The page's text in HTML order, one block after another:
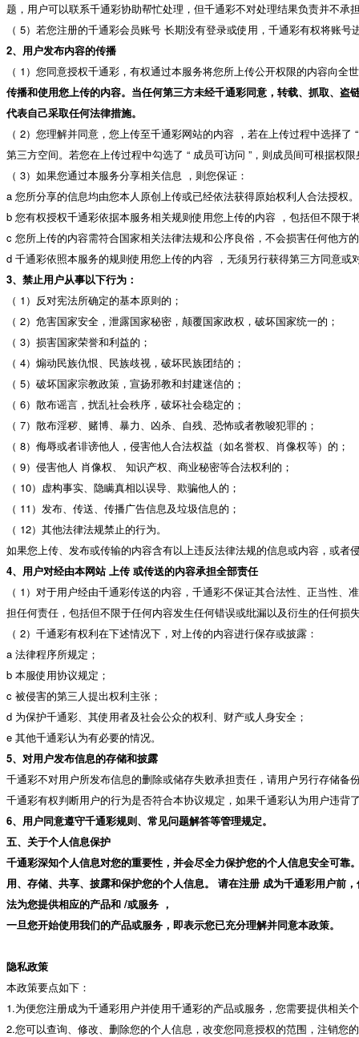
题，用户可以联系千通彩协助帮忙处理，但千通彩不对处理结果负责并不承
（ 5）若您注册的千通彩会员账号 长期没有登录或使用，千通彩有权将账
2、用户发布内容的传播
（ 1）您同意授权千通彩，有权通过本服务将您所上传公开权限的内容向全
传播和使用您上传的内容。当任何第三方未经千通彩同意，转载、抓取、
代表自己采取任何法律措施。
（ 2）您理解并同意，您上传至千通彩网站的内容 ，若在上传过程中选择
第三方空间。若您在上传过程中勾选了 “ 成员可访问 ”，则成员间可根据权
（ 3）如果您通过本服务分享相关信息 ，则您保证：
a 您所分享的信息均由您本人原创上传或已经依法获得原始权利人合法授权。
b 您有权授权千通彩依据本服务相关规则使用您上传的内容 ，包括但不限
c 您所上传的内容需符合国家相关法律法规和公序良俗，不会损害任何他方
d 千通彩依照本服务的规则使用您上传的内容 ，无须另行获得第三方同意或
3、禁止用户从事以下行为：
（ 1）反对宪法所确定的基本原则的；
（ 2）危害国家安全，泄露国家秘密，颠覆国家政权，破坏国家统一的；
（ 3）损害国家荣誉和利益的；
（ 4）煽动民族仇恨、民族歧视，破坏民族团结的；
（ 5）破坏国家宗教政策，宣扬邪教和封建迷信的；
（ 6）散布谣言，扰乱社会秩序，破坏社会稳定的；
（ 7）散布淫秽、赌博、暴力、凶杀、自残、恐怖或者教唆犯罪的；
（ 8）侮辱或者诽谤他人，侵害他人合法权益（如名誉权、肖像权等）的；
（ 9）侵害他人 肖像权、 知识产权、商业秘密等合法权利的；
（ 10）虚构事实、隐瞒真相以误导、欺骗他人的；
（ 11）发布、传送、传播广告信息及垃圾信息的；
（ 12）其他法律法规禁止的行为。
如果您上传、发布或传输的内容含有以上违反法律法规的信息或内容，或
4、用户对经由本网站 上传 或传送的内容承担全部责任
（ 1）对于用户经由千通彩传送的内容，千通彩不保证其合法性、正当性
担任何责任，包括但不限于任何内容发生任何错误或纰漏以及衍生的任何
（ 2）千通彩有权利在下述情况下，对上传的内容进行保存或披露：
a 法律程序所规定；
b 本服使用协议规定；
c 被侵害的第三人提出权利主张；
d 为保护千通彩、其使用者及社会公众的权利、财产或人身安全；
e 其他千通彩认为有必要的情况。
5、对用户发布信息的存储和披露
千通彩不对用户所发布信息的删除或储存失败承担责任，请用户另行存储备
千通彩有权判断用户的行为是否符合本协议规定，如果千通彩认为用户违背
6、用户同意遵守千通彩规则、常见问题解答等管理规定。
五、关于个人信息保护
千通彩深知个人信息对您的重要性，并会尽全力保护您的个人信息安全可
用、存储、共享、披露和保护您的个人信息。 请在注册 成为千通彩用户前
法为您提供相应的产品和 /或服务 ，
一旦您开始使用我们的产品或服务，即表示您已充分理解并同意本政策。
隐私政策
本政策要点如下：
1.为便您注册成为千通彩用户并使用千通彩的产品或服务，您需要提供相关
2.您可以查询、修改、删除您的个人信息，改变您同意授权的范围，注销您